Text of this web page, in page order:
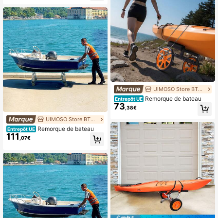
tissantes et poignée ergonomique a
ntidérapante, pour la réparation, le r
angement et le transport, 47 * 40 *
90 cm
UIMOSO Store BTG EU
Entrepôt UE Remorque de bateau
111 ,07€
UIMOSO Store BTG EU
Entrepôt UE Remorque de bateau
73 ,38€